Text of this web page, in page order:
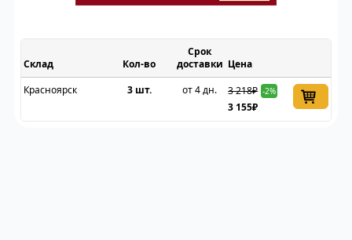
Склад
Срок
доставки Цена
Красноярск
3 шт. от 4 дн. 3 218₽ -2%
3 155₽